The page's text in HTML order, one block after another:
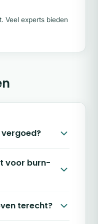
Veel experts bieden
voor burn-
terecht?